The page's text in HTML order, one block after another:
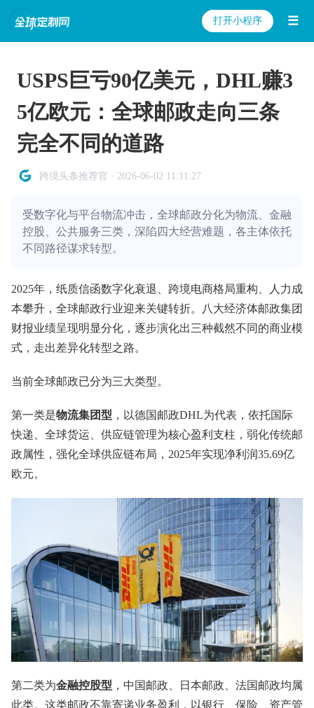
打开小程序 ☰
USPS巨亏90亿美元，DHL赚3
5亿欧元：全球邮政走向三条
完全不同的道路
跨境头条推荐官 · 2026-06-02 11:11:27
受数字化与平台物流冲击，全球邮政分化为物流、金融
控股、公共服务三类，深陷四大经营难题，各主体依托
不同路径谋求转型。
2025年，纸质信函数字化衰退、跨境电商格局重构、人力成
本攀升，全球邮政行业迎来关键转折。八大经济体邮政集团
财报业绩呈现明显分化，逐步演化出三种截然不同的商业模
式，走出差异化转型之路。
当前全球邮政已分为三大类型。
第一类是物流集团型 ，以德国邮政DHL为代表，依托国际
快递、全球货运、供应链管理为核心盈利支柱，弱化传统邮
政属性，强化全球供应链布局，2025年实现净利润35.69亿
欧元。
第二类为金融控股型 ，中国邮政、日本邮政、法国邮政均属
此类。这类邮政不靠寄递业务盈利，以银行、保险、资产管